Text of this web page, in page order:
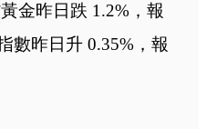
金昨日跌 1.2%，報
數昨日升 0.35%，報